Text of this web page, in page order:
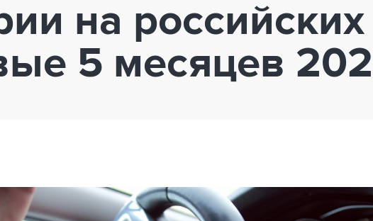
на российских
5 месяцев